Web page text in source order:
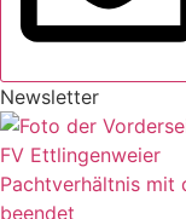
Newsletter
Pachtverhältnis mit
beendet